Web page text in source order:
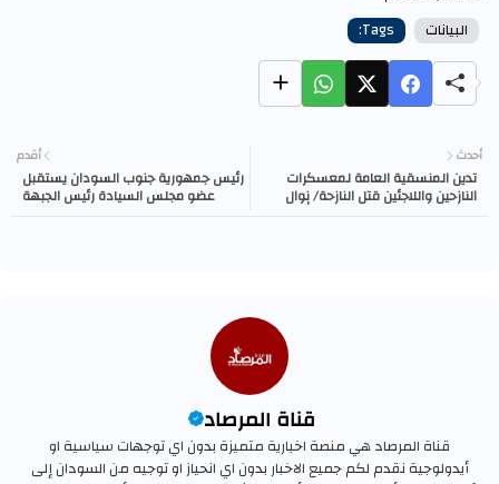
Tags: البيانات
أحدث
تدين المنسقية العامة لمعسكرات
النازحين واللاجئين قتل النازحة/ نوال
أقدم
رئيس جمهورية جنوب السودان يستقبل
عضو مجلس السيادة رئيس الجبهة
قناة المرصاد
قناة المرصاد هي منصة اخبارية متميزة بدون اي توجهات سياسية او
أيدولوجية نقدم لكم جميع الاخبار بدون اي انحياز او توجيه من السودان إلى